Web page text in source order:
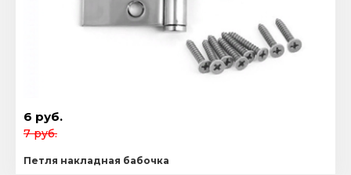
6 руб.
7 руб.
Петля накладная бабочка